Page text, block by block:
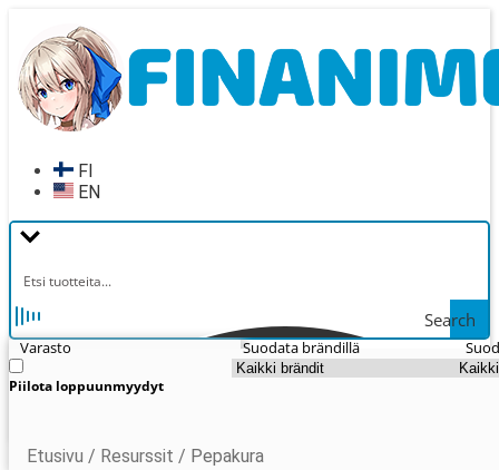
navigointiin
sisältöön
FI
EN
Search
Varasto
Piilota loppuunmyydyt
Suodata brändillä
Etusivu / Resurssit / Pepakura